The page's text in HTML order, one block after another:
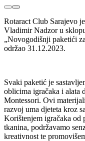
Rotaract Club Sarajevo
Vladimir Nadzor u
„Novogodišnji paketići
održao 31.12.2023.
Svaki paketić je
oblicima igračaka i alata
Montessori. Ovi
razvoj uma djeteta kroz
Korištenjem igračaka od
tkanina, podržavamo
kreativnost te